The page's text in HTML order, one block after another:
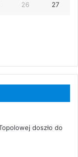
26 27
doszło do